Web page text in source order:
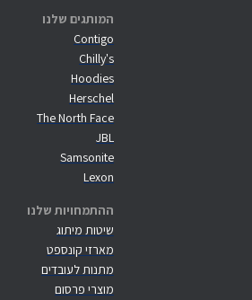
המותגים שלנו
Contigo
Chilly's
Hoodies
Herschel
The North Face
JBL
Samsonite
Lexon
ההתמחויות שלנו
שיטות מיתוג
מארזי קונספט
מתנות לעובדים
מוצרי פרסום